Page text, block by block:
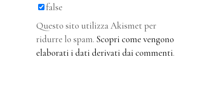
false
Questo sito utilizza Akismet per
ridurre lo spam. Scopri come vengono
elaborati i dati derivati dai commenti.